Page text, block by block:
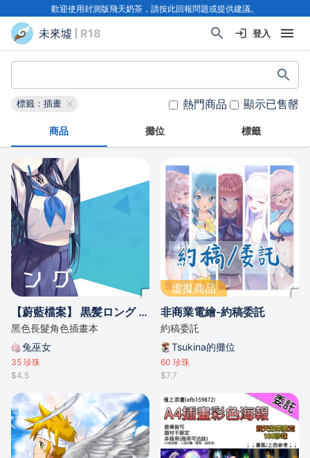
歡迎使用封測版飛天奶茶，請按此回報問題或提供建議。
未來墟 | R18 登入
標籤：插畫 熱門商品 顯示已售罄
商品 攤位 標籤
【蔚藍檔案】 黒髪ロング - 個人插畫本 - B5/8p
黑色長髮角色插畫本
兔巫女
35 珍珠
$4.5
虛擬商品
非商業電繪-約稿委託
約稿委託
Tsukina的攤位
60 珍珠
$7.7